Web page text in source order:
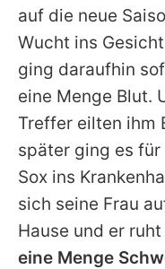
auf die neue
Wucht ins
ging daraufhin
eine Menge Blut.
Treffer eilten ihm
später ging es für
Sox ins
sich seine Frau
Hause und er
eine Menge